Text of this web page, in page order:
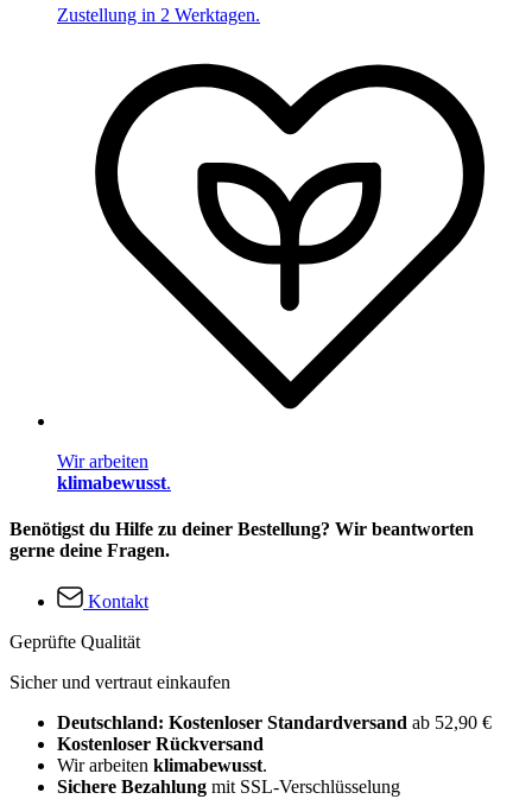
Zustellung in 2 Werktagen.
Wir arbeiten
klimabewusst.
Benötigst du Hilfe zu deiner Bestellung? Wir beantworten
gerne deine Fragen.
Kontakt
Geprüfte Qualität
Sicher und vertraut einkaufen
Deutschland: Kostenloser Standardversand ab 52,90 €
Kostenloser Rückversand
Wir arbeiten klimabewusst.
Sichere Bezahlung mit SSL-Verschlüsselung